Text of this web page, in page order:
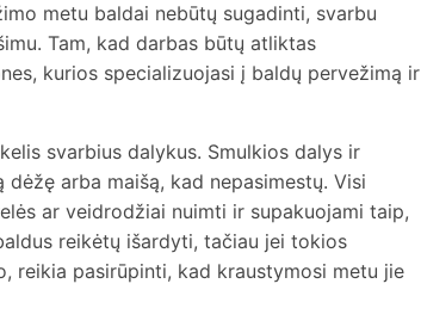
metu baldai nebūtų sugadinti, svarbu
Tam, kad darbas būtų atliktas
kurios specializuojasi į baldų pervežimą ir
svarbius dalykus. Smulkios dalys ir
arba maišą, kad nepasimestų. Visi
ar veidrodžiai nuimti ir supakuojami taip,
reikėtų išardyti, tačiau jei tokios
reikia pasirūpinti, kad kraustymosi metu jie